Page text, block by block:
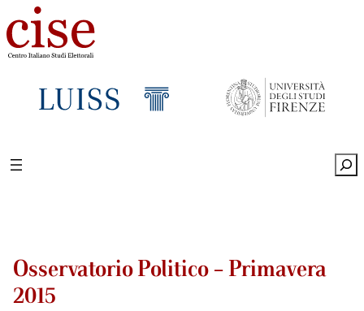
Osservatorio Politico – Primavera
2015